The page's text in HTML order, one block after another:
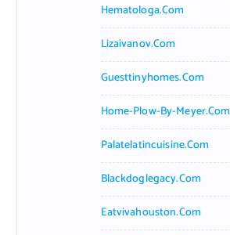
Hematologa.com
Lizaivanov.com
Guesttinyhomes.com
Home-Plow-By-Meyer.com
Palatelatincuisine.com
Blackdoglegacy.com
Eatvivahouston.com